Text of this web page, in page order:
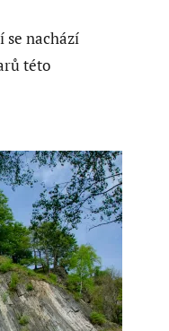
se nachází
této